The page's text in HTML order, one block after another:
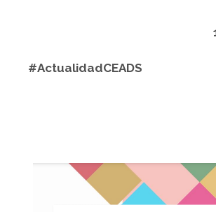
#ActualidadCEADS